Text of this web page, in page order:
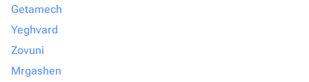
Getamech
Yeghvard
Zovuni
Mrgashen